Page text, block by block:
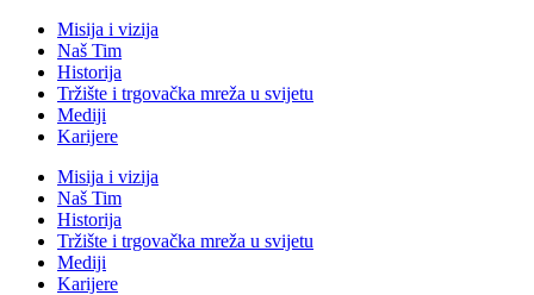
Misija i vizija
Naš Tim
Historija
Tržište i trgovačka mreža u svijetu
Mediji
Karijere
Misija i vizija
Naš Tim
Historija
Tržište i trgovačka mreža u svijetu
Mediji
Karijere